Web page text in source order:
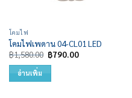
โคมไฟ
โคมไฟเพดาน 04-CL01 LED
฿1,580.00 Original
price
฿790.00Current
price
อ่านเพิ่ม